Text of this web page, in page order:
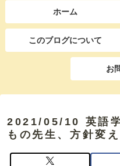
ホーム
このブログについて
お
2021/05/10 英語
もの先生、方針変